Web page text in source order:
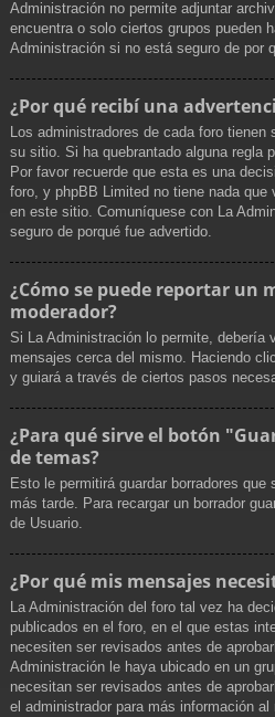
Administración no permite adjuntar
encuentra o solo ciertos grupos pueden
Administración si no está seguro de por
¿Por qué recibí una
Los administradores de cada foro
su sitio. Si ha quebrantado alguna regla
Por favor recuerde que esta es una
foro, y phpBB Limited no tiene nada que
en este sitio. Comuníquese con La
seguro de porqué fue advertido.
¿Cómo se puede reportar un
moderador?
Si La Administración lo permite, debería
mensajes cerca del mismo. Haciendo
y guiará a través de ciertos pasos
¿Para qué sirve el botón
de temas?
Esto le permitirá guardar borradores
más tarde. Para recargar un borrador
de Usuario.
¿Por qué mis mensajes
La Administración del foro tal vez ha
publicados en el foro, en el que estas
necesiten ser revisados antes de
Administración le haya ubicado en un
necesitan ser revisados antes de
el administrador para más información al